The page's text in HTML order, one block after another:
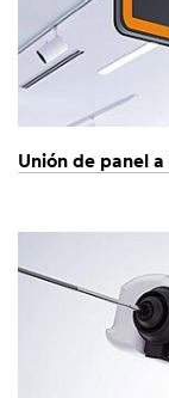
Unión de panel